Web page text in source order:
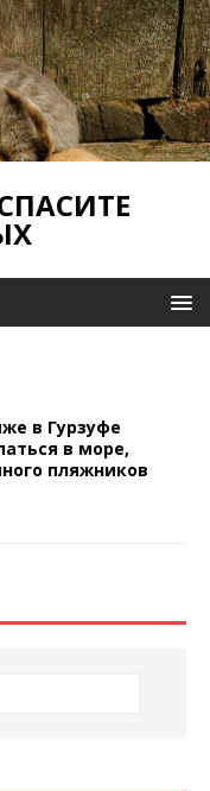
СПАСИТЕ
в Гурзуфе
в море,
пляжников